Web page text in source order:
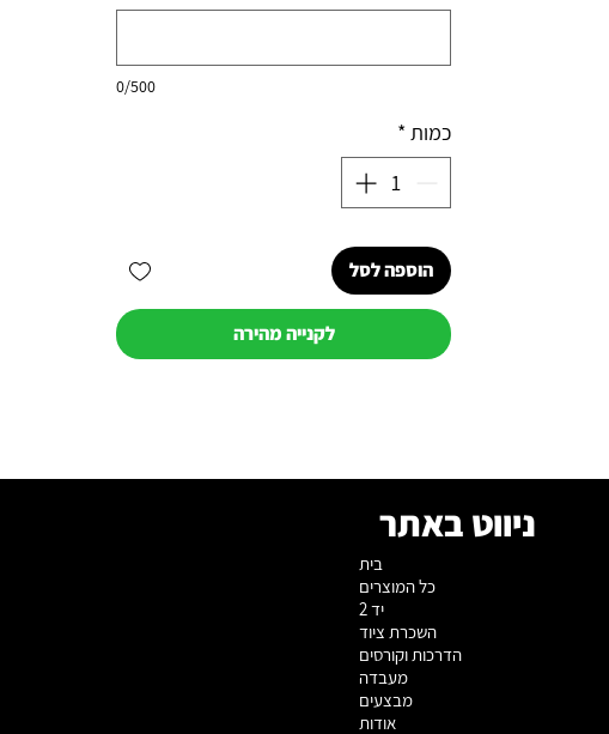
0/500
כמות *
הוספה לסל
לקנייה מהירה
ניווט באתר
בית
כל המוצרים
יד 2
השכרת ציוד
הדרכות וקורסים
מעבדה
מבצעים
אודות